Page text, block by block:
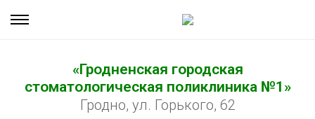
«Гродненская городская
стоматологическая поликлиника №1»
Гродно, ул. Горького, 62